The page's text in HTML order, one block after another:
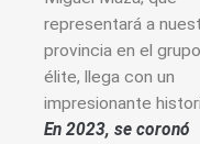
representará a
provincia en el grupo
élite, llega con un
impresionante
En 2023, se coronó